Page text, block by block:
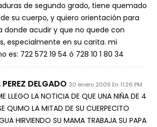
de segundo grado, tiene quemado
de su cuerpo, y quiero orientación para
donde acudir y que no quede con
especialmente en su carita. mi
es: 722 572 19 54 ó 728 10 1 80 34
DELGADO 30 enero 2009 En 11:26 PM
LLEGO LA NOTICIA DE QUE UNA NIÑA DE 4
QUMO LA MITAD DE SU CUERPECITO
HIRVIENDO SU MAMA TRABAJA SU PAPA